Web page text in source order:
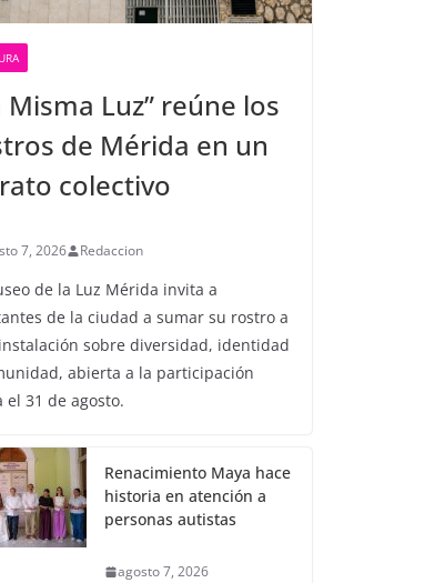
Misma Luz” reúne los
de Mérida en un
colectivo
7, 2026 Redaccion
de la Luz Mérida invita a
de la ciudad a sumar su rostro a
sobre diversidad, identidad
abierta a la participación
el 31 de agosto.
Renacimiento Maya hace
historia en atención a
personas autistas
agosto 7, 2026